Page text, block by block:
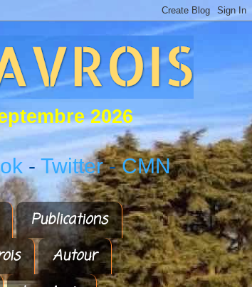
ptembre 2026
- Twitter -CMN
Publications
Autour